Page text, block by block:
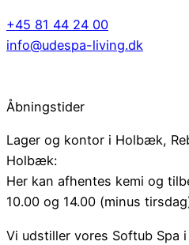
+45 81 44 24 00
info@udespa-living.dk
Åbningstider
Lager og kontor i Holbæk,
Holbæk:
Her kan afhentes kemi og
10.00 og 14.00 (minus
Vi udstiller vores Softub Spa